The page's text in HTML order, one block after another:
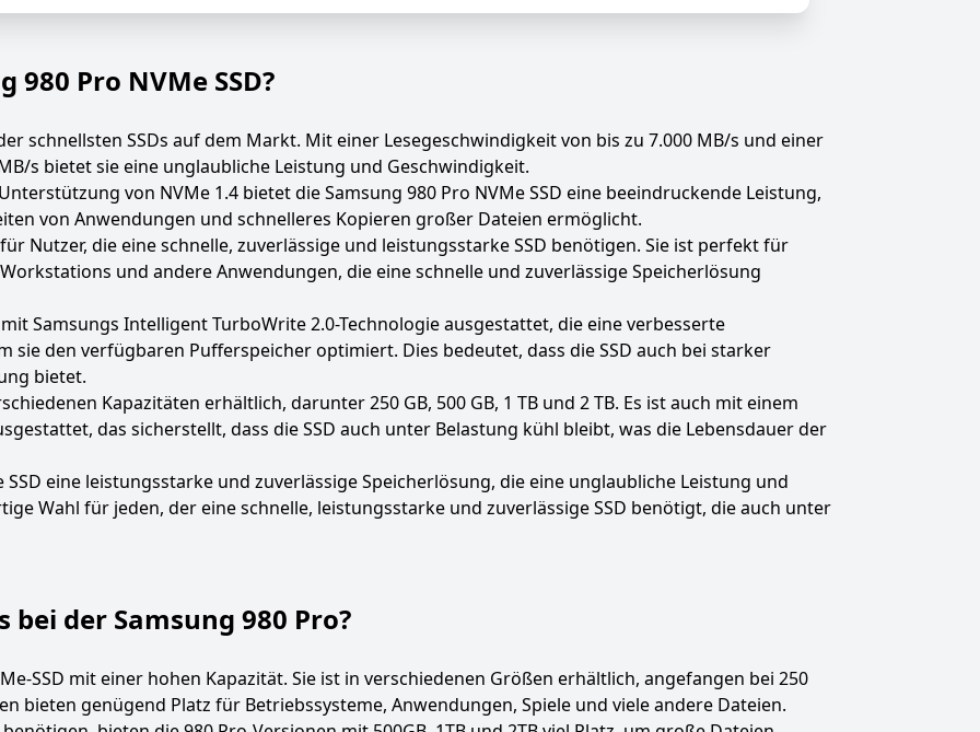
980 Pro NVMe SSD?
schnellsten SSDs auf dem Markt. Mit einer Lesegeschwindigkeit von bis zu 7.000 MB/s und einer
s bietet sie eine unglaubliche Leistung und Geschwindigkeit.
von NVMe 1.4 bietet die Samsung 980 Pro NVMe SSD eine beeindruckende Leistung,
von Anwendungen und schnelleres Kopieren großer Dateien ermöglicht.
Nutzer, die eine schnelle, zuverlässige und leistungsstarke SSD benötigen. Sie ist perfekt für
und andere Anwendungen, die eine schnelle und zuverlässige Speicherlösung
Samsungs Intelligent TurboWrite 2.0-Technologie ausgestattet, die eine verbesserte
sie den verfügbaren Pufferspeicher optimiert. Dies bedeutet, dass die SSD auch bei starker
bietet.
Kapazitäten erhältlich, darunter 250 GB, 500 GB, 1 TB und 2 TB. Es ist auch mit einem
das sicherstellt, dass die SSD auch unter Belastung kühl bleibt, was die Lebensdauer der
eine leistungsstarke und zuverlässige Speicherlösung, die eine unglaubliche Leistung und
Wahl für jeden, der eine schnelle, leistungsstarke und zuverlässige SSD benötigt, die auch unter
der Samsung 980 Pro?
SSD mit einer hohen Kapazität. Sie ist in verschiedenen Größen erhältlich, angefangen bei 250
bieten genügend Platz für Betriebssysteme, Anwendungen, Spiele und viele andere Dateien.